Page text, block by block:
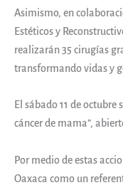
Asimismo, en
Estéticos y
realizarán 35 cirugías
transformando vidas y
El sábado 11 de octubre
cáncer de mama”,
Por medio de estas
Oaxaca como un